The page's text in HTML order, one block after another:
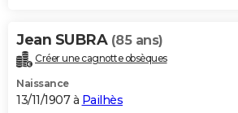
Jean SUBRA (85 ans)
Créer une cagnotte obsèques
Naissance
13/11/1907 à Pailhès